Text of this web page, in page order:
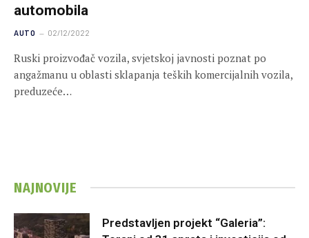
automobila
AUTO 02/12/2022
Ruski proizvođač vozila, svjetskoj javnosti poznat po
angažmanu u oblasti sklapanja teških komercijalnih vozila,
preduzeće…
NAJNOVIJE
Predstavljen projekt “Galeria”: